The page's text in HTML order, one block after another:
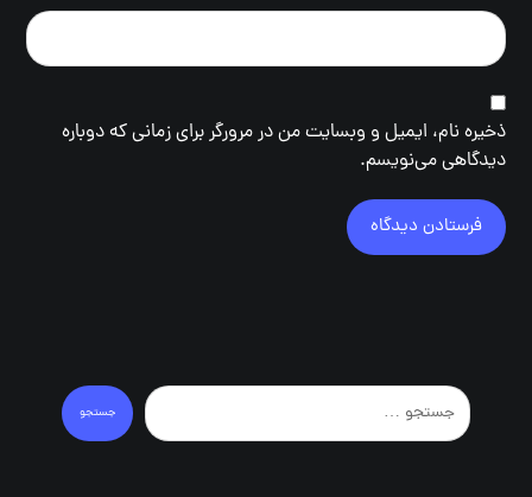
ذخیره نام، ایمیل و وبسایت من در مرورگر برای زمانی که دوباره
دیدگاهی می‌نویسم.
فرستادن دیدگاه
جستجو